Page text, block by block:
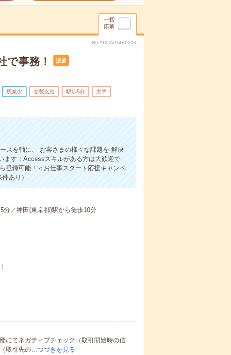
一括
応募
No.ADCA01486206
で事務！ 派遣
残業少 交費支給 駅歩5分 大手
スを軸に、 お客さまの様々な課題を 解決
ます！Accessスキルがある方は大歓迎で
登録可能！＜お仕事スタート応援キャンペ
あり）
分／神田(東京都)駅から徒歩10分
にてネガティブチェック（取引開始時の信
取引先の…つづきを見る